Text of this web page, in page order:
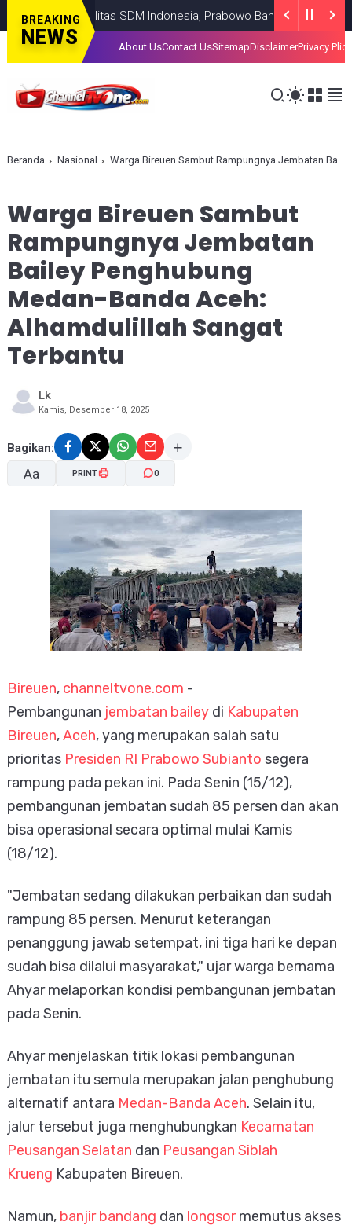
BREAKING
NEWS
Kualitas SDM Indonesia, Prabowo Bangun Sekolah
About UsContact UsSitemapDisclaimerPrivacy Plice
Beranda Nasional Warga Bireuen Sambut Rampungnya Jembatan Bailey Penghubung Medan-Banda Aceh: Alhamdulillah Sangat Terbantu
Warga Bireuen Sambut
Rampungnya Jembatan
Bailey Penghubung
Medan-Banda Aceh:
Alhamdulillah Sangat
Terbantu
Lk
Kamis, Desember 18, 2025
Bagikan:
Aa
A- A+
PRINT 0
Bireuen, channeltvone.com -
Pembangunan jembatan baileydi Kabupaten
Bireuen,Aceh, yang merupakan salah satu
prioritas Presiden RI Prabowo Subianto segera
rampung pada pekan ini. Pada Senin (15/12),
pembangunan jembatan sudah 85 persen dan akan
bisa operasional secara optimal mulai Kamis
(18/12).
"Jembatan sedang dilakukan perbaikan dan sudah
rampung 85 persen. Menurut keterangan
penanggung jawab setempat, ini tiga hari ke depan
sudah bisa dilalui masyarakat," ujar warga bernama
Ahyar melaporkan kondisi pembangunan jembatan
pada Senin.
Ahyar menjelaskan titik lokasi pembangunan
jembatan itu semula merupakan jalan penghubung
alternatif antara Medan-Banda Aceh. Selain itu,
jalur tersebut juga menghubungkan Kecamatan
Peusangan Selatan dan Peusangan Siblah
Krueng Kabupaten Bireuen.
Namun, banjir bandang dan longsormemutus akses